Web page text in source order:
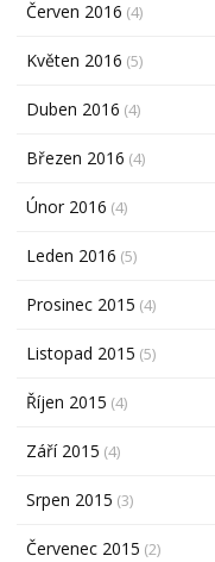
Červen 2016 (4)
Květen 2016 (5)
Duben 2016 (4)
Březen 2016 (4)
Únor 2016 (4)
Leden 2016 (5)
Prosinec 2015 (4)
Listopad 2015 (5)
Říjen 2015 (4)
Září 2015 (4)
Srpen 2015 (3)
Červenec 2015 (2)